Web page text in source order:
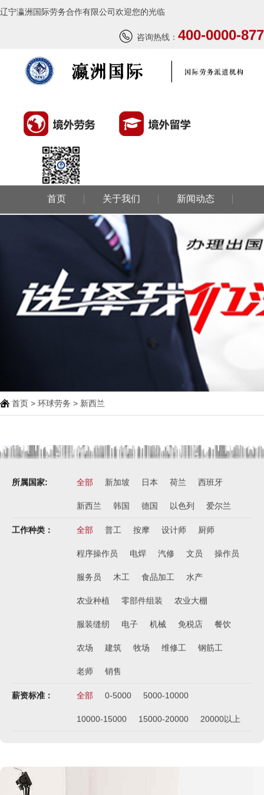
辽宁瀛洲国际劳务合作有限公司欢迎您的光临
咨询热线： 400-0000-877
首页 关于我们 新闻动态
环球留学
联系我们
首页 > 环球劳务 > 新西兰
所属国家: 全部 新加坡 日本 荷兰 西班牙
新西兰 韩国 德国 以色列 爱尔兰
工作种类： 全部 普工 按摩 设计师 厨师
程序操作员 电焊 汽修 文员 操作员
服务员 木工 食品加工 水产
农业种植 零部件组装 农业大棚
服装缝纫 电子 机械 免税店 餐饮
农场 建筑 牧场 维修工 钢筋工
老师 销售
薪资标准： 全部 0-5000 5000-10000
10000-15000 15000-20000 20000以上